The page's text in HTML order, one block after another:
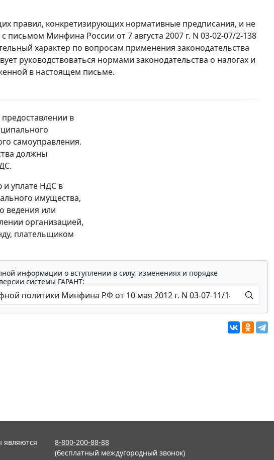
правил, конкретизирующих нормативные предписания, и не
Минфина России от 7 августа 2007 г. N 03-02-07/2-138
характер по вопросам применения законодательства
руководствоваться нормами законодательства о налогах и
в настоящем письме.
в
самоуправления.
должны
и уплате НДС в
имущества,
ведения или
организацией,
плательщиком
информации о вступлении в силу, изменениях и порядке
системы ГАРАНТ:
являются
8-800-200-88-88
(бесплатный междугородный звонок)